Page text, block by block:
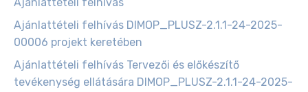
Ajánlattételi felhívás DIMOP_PLUSZ-2.1.1-24-2025-
00006 projekt keretében
Ajánlattételi felhívás Tervezői és előkészítő
tevékenység ellátására DIMOP_PLUSZ-2.1.1-24-2025-